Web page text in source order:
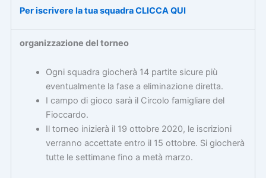
Per iscrivere la tua squadra CLICCA QUI
organizzazione del torneo
Ogni squadra giocherà 14 partite sicure più
eventualmente la fase a eliminazione diretta.
I campo di gioco sarà il Circolo famigliare del
Fioccardo.
Il torneo inizierà il 19 ottobre 2020, le iscrizioni
verranno accettate entro il 15 ottobre. Si giocherà
tutte le settimane fino a metà marzo.